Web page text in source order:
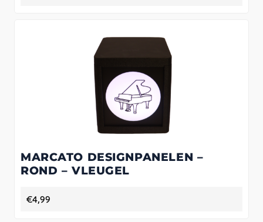
MARCATO DESIGNPANELEN –
ROND – VLEUGEL
€4,99